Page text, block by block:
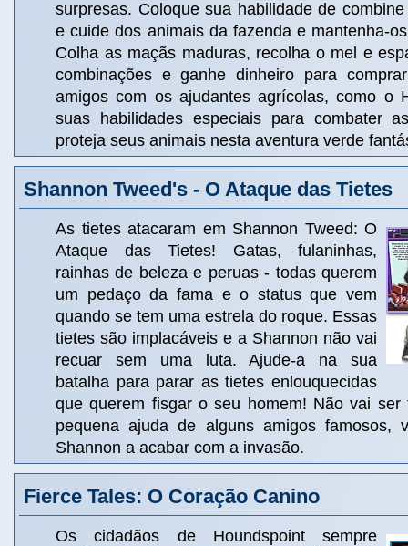
surpresas. Coloque sua habilidade de
e cuide dos animais da fazenda e mantenha-
Colha as maçãs maduras, recolha o mel e
combinações e ganhe dinheiro para
amigos com os ajudantes agrícolas, como o
suas habilidades especiais para combater
proteja seus animais nesta aventura verde
Shannon Tweed's - O Ataque das Tietes
As tietes atacaram em Shannon Tweed: O
Ataque das Tietes! Gatas, fulaninhas,
rainhas de beleza e peruas - todas querem
um pedaço da fama e o status que vem
quando se tem uma estrela do roque. Essas
tietes são implacáveis ​​e a Shannon não vai
recuar sem uma luta. Ajude-a na sua
batalha para parar as tietes enlouquecidas
que querem fisgar o seu homem! Não vai ser
pequena ajuda de alguns amigos famosos,
Shannon a acabar com a invasão.
Fierce Tales: O Coração Canino
Os cidadãos de Houndspoint sempre